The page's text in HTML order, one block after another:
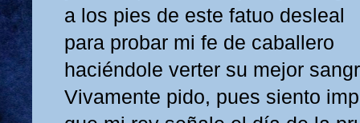
a los pies de este fatuo desleal
para probar mi fe de caballero
haciéndole verter su mejor
Vivamente pido, pues siento